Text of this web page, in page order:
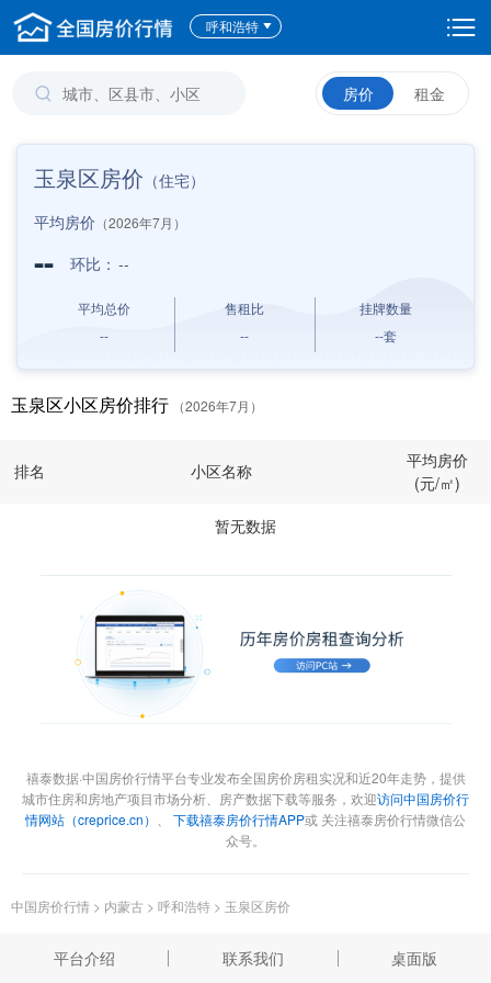
呼和浩特
房价 租金
玉泉区房价 （住宅）
平均房价 （2026年7月）
-- 环比： --
平均总价
--
售租比
--
挂牌数量
--套
玉泉区小区房价排行 （2026年7月）
排名 小区名称
平均房价
(元/㎡)
暂无数据
禧泰数据·中国房价行情平台专业发布全国房价房租实况和近20年走势，提供
城市住房和房地产项目市场分析、房产数据下载等服务，欢迎访问中国房价行
情网站（creprice.cn）
下载禧泰房价行情APP或 关注禧泰房价行情微信公
众号。
中国房价行情 > 内蒙古 > 呼和浩特 > 玉泉区房价
平台介绍 联系我们 桌面版